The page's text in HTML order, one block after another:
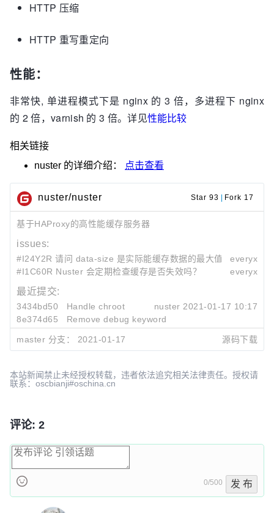
HTTP 压缩
HTTP 重写重定向
性能：
非常快, 单进程模式下是 nginx 的 3 倍，多进程下 nginx
的 2 倍，varnish 的 3 倍。详见性能比较
相关链接
nuster 的详细介绍： 点击查看
nuster/nuster Star 93 Fork 17
基于HAProxy的高性能缓存服务器
issues:
#I24Y2R 请问 data-size 是实际能缓存数据的最大值吗？everyx
#I1C60R Nuster 会定期检查缓存是否失效吗？
everyx
最近提交:
3434bd50 Handle chroot nuster 2021-01-17 10:17
8e374d65
Remove debug keyword
249f5221
Move disk load thread to disk init
master 分支： 2021-01-17 源码下载
本站新闻禁止未经授权转载，违者依法追究相关法律责任。授权请
联系：oscbianji#oschina.cn
评论: 2
0/500 发 布